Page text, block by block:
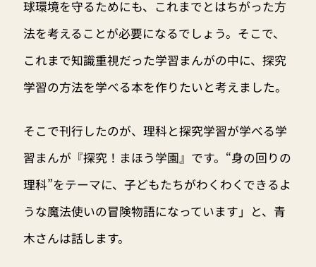
球環境を守るためにも、これまでとはちがった方
法を考えることが必要になるでしょう。そこで、
これまで知識重視だった学習まんがの中に、探究
学習の方法を学べる本を作りたいと考えました。
そこで刊行したのが、理科と探究学習が学べる学
習まんが『探究！まほう学園』です。“身の回りの
理科”をテーマに、子どもたちがわくわくできるよ
うな魔法使いの冒険物語になっています」と、青
木さんは話します。